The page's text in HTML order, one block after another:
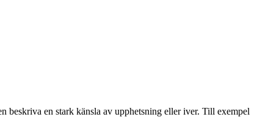
beskriva en stark känsla av upphetsning eller iver. Till exempel